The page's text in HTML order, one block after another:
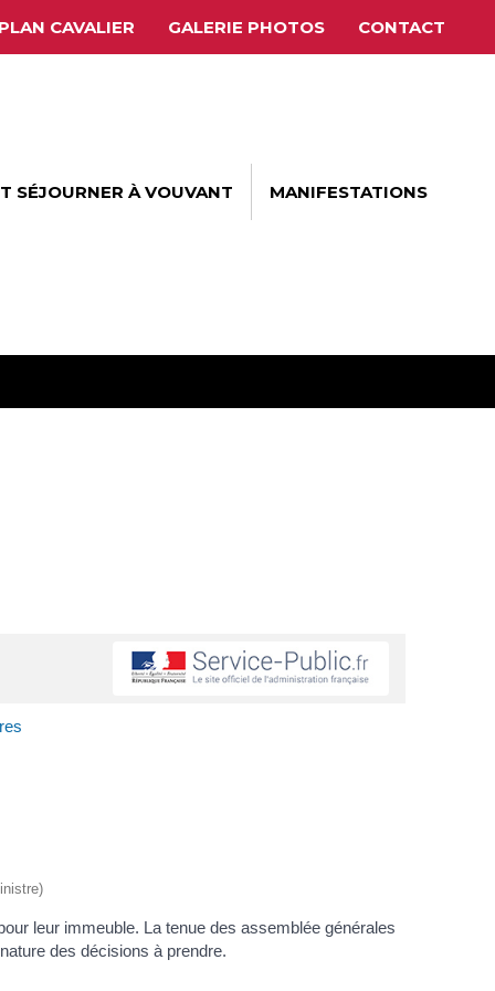
PLAN CAVALIER GALERIE PHOTOS CONTACT
SÉJOURNER À VOUVANT MANIFESTATIONS
leur immeuble. La tenue des assemblée générales
des décisions à prendre.